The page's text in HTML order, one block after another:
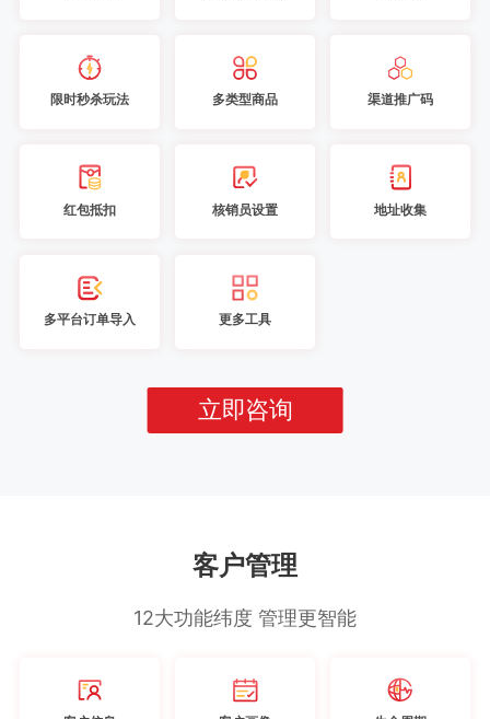
限时秒杀玩法 多类型商品 渠道推广码
红包抵扣 核销员设置 地址收集
多平台订单导入 更多工具
立即咨询
客户管理
12大功能纬度 管理更智能